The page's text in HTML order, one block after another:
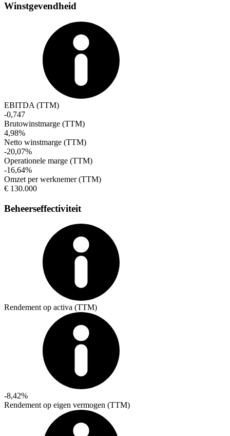
Winstgevendheid
EBITDA (TTM)
-0,747
Brutowinstmarge (TTM)
4,98%
Netto winstmarge (TTM)
-20,07%
Operationele marge (TTM)
-16,64%
Omzet per werknemer (TTM)
€ 130.000
Beheerseffectiviteit
Rendement op activa (TTM)
-8,42%
Rendement op eigen vermogen (TTM)